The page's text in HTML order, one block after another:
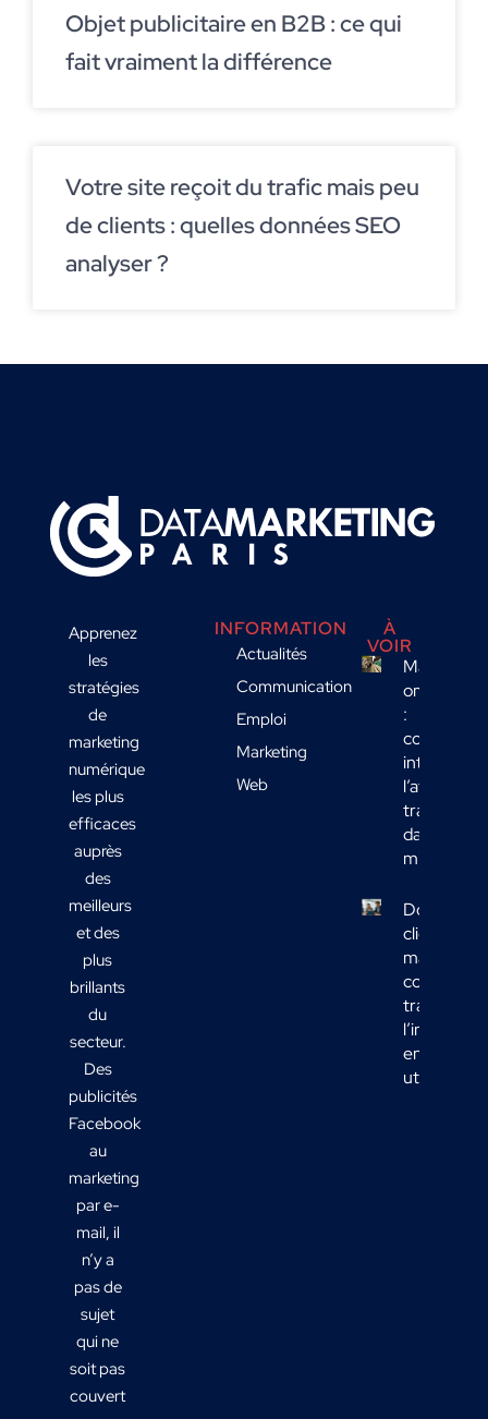
Objet publicitaire en B2B : ce qui
fait vraiment la différence
Votre site reçoit du trafic mais peu
de clients : quelles données SEO
analyser ?
Apprenez
les
stratégies
de
marketing
numérique
les plus
efficaces
auprès
des
meilleurs
et des
plus
brillants
du
secteur.
Des
publicités
Facebook
au
marketing
par e-
mail, il
n’y a
pas de
sujet
qui ne
soit pas
couvert
INFORMATION
Actualités
Communication
Emploi
Marketing
Web
À
VOIR
Marketing
omnicanal
:
comment
intégrer
l’affichage
transport
dans votre
mix média
Données
clients
marketing :
comment
en actions
utiles ?